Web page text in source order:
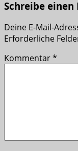
Schreibe
Deine E-Mail-
Erforderliche
Kommentar*